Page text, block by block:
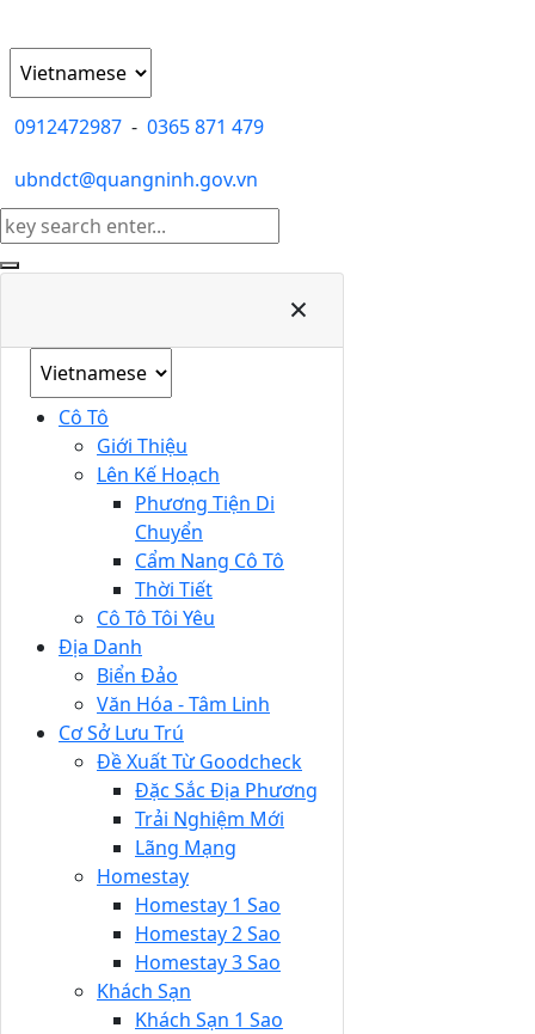
0912472987 - 0365 871 479
ubndct@quangninh.gov.vn
×
Cô Tô
Giới Thiệu
Lên Kế Hoạch
Phương Tiện Di
Chuyển
Cẩm Nang Cô Tô
Thời Tiết
Cô Tô Tôi Yêu
Địa Danh
Biển Đảo
Văn Hóa - Tâm Linh
Cơ Sở Lưu Trú
Đề Xuất Từ Goodcheck
Đặc Sắc Địa Phương
Trải Nghiệm Mới
Lãng Mạng
Homestay
Homestay 1 Sao
Homestay 2 Sao
Homestay 3 Sao
Khách Sạn
Khách Sạn 1 Sao